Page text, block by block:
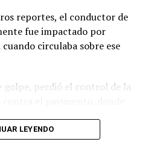
reportes, el conductor de
fue impactado por
circulaba sobre ese
golpe, perdió el control de la
de inmediato el apoyo
LEYENDO